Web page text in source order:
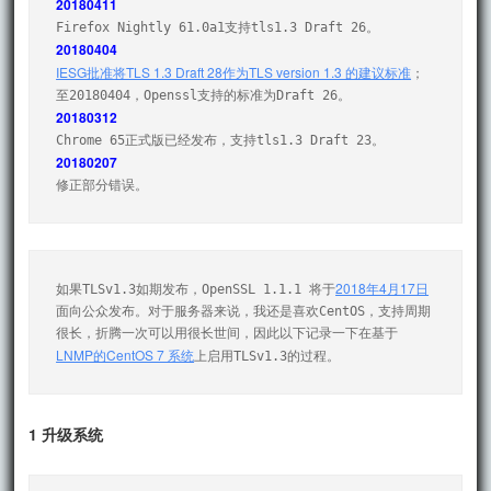
20180411
20180404
IESG批准将TLS 1.3 Draft 28作为TLS version 1.3 的建议标准 ；
20180312
20180207
修正部分错误。
如果TLSv1.3如期发布，OpenSSL 1.1.1 将于2018年4月17日
面向公众发布。对于服务器来说，我还是喜欢CentOS，支持周期
很长，折腾一次可以用很长世间，因此以下记录一下在基于
LNMP的CentOS 7 系统 上启用TLSv1.3的过程。
1 升级系统